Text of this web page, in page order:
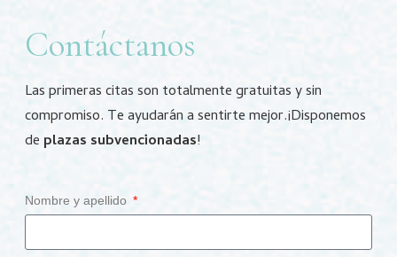
Contáctanos
Las primeras citas son totalmente gratuitas y sin
compromiso. Te ayudarán a sentirte mejor.¡Disponemos
de plazas subvencionadas!
Nombre y apellido